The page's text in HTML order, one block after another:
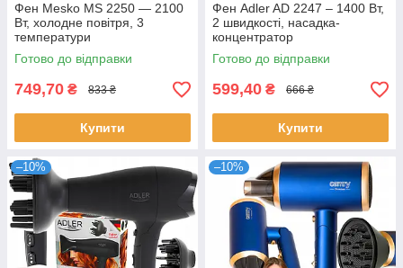
Фен Mesko MS 2250 — 2100
Вт, холодне повітря, 3
температури
Готово до відправки
749,70 ₴ 833 ₴
Купити
Фен Adler AD 2247 – 1400 Вт,
2 швидкості, насадка-
концентратор
Готово до відправки
599,40 ₴ 666 ₴
Купити
–10% –10%